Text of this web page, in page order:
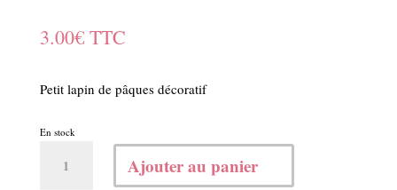
3.00€ TTC
Petit lapin de pâques décoratif
En stock
Ajouter au panier